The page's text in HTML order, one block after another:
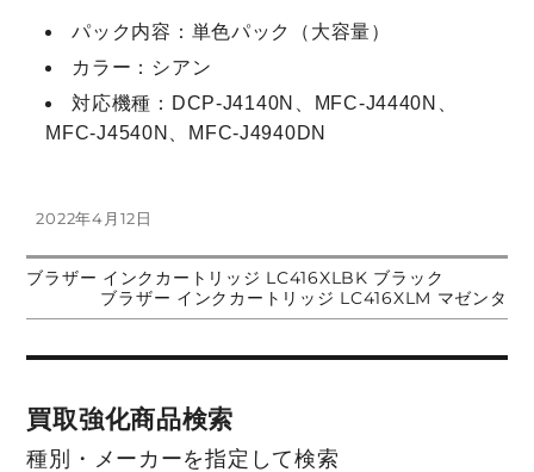
パック内容：単色パック（大容量）
カラー：シアン
対応機種：DCP-J4140N、MFC-J4440N、
MFC-J4540N、MFC-J4940DN
投
日:
2022年4月12日
投
ビ
前
投
ブラザー インクカートリッジ LC416XLBK ブラック
の
稿:
ブラザー インクカートリッジ LC416XLM マゼンタ
買取強化商品検索
種別・メーカーを指定して検索